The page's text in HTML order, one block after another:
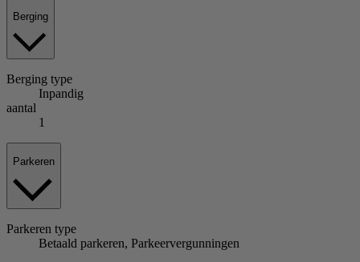
Berging
Berging type
Inpandig
aantal
1
Parkeren
Parkeren type
Betaald parkeren, Parkeervergunningen